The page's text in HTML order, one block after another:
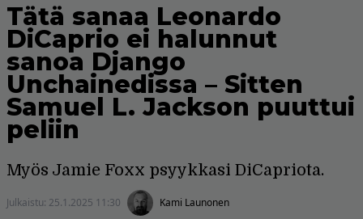
Tätä sanaa Leonardo
DiCaprio ei halunnut
sanoa Django
Unchainedissa – Sitten
Samuel L. Jackson puuttui
peliin
Myös Jamie Foxx psyykkasi DiCapriota.
Julkaistu: 25.1.2025 11:30 Kami Launonen